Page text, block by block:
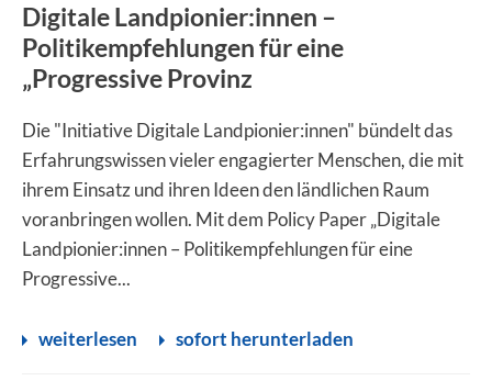
Digitale Landpionier:innen –
Politikempfehlungen für eine
„Progressive Provinz
Die "Initiative Digitale Landpionier:innen" bündelt das
Erfahrungswissen vieler engagierter Menschen, die mit
ihrem Einsatz und ihren Ideen den ländlichen Raum
voranbringen wollen. Mit dem Policy Paper „Digitale
Landpionier:innen – Politikempfehlungen für eine
Progressive...
weiterlesen sofort herunterladen